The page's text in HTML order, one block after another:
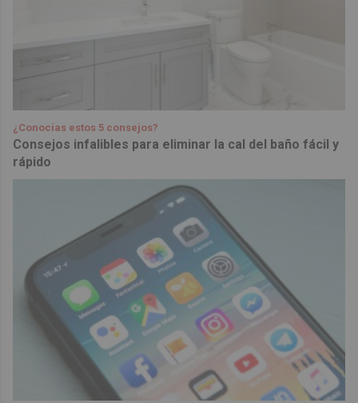
¿Conocías estos 5 consejos?
Consejos infalibles para eliminar la cal del baño fácil y
rápido